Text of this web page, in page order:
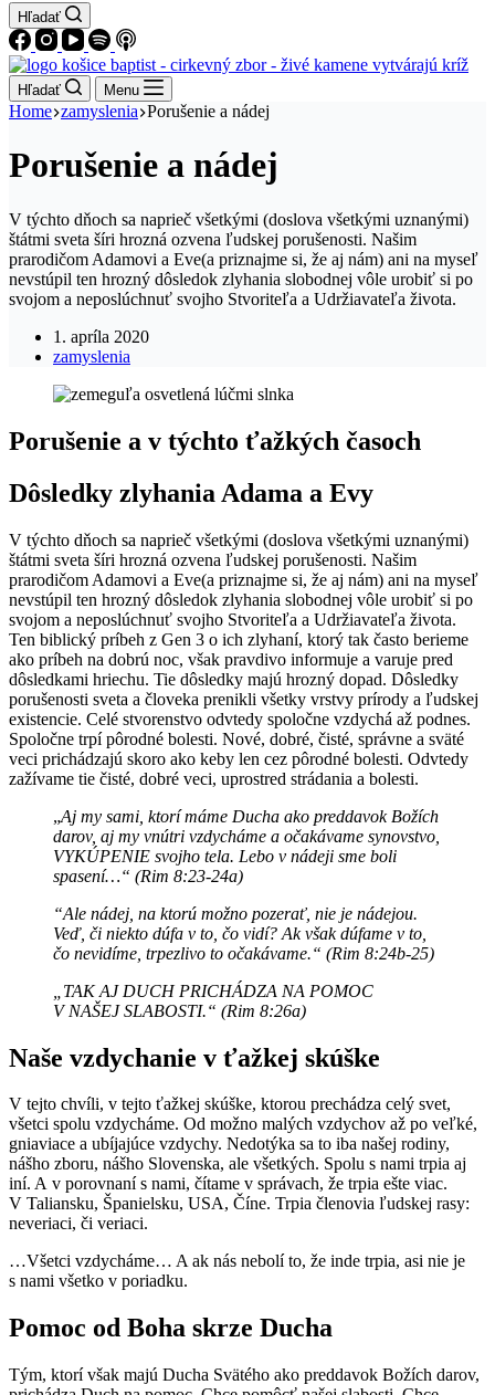
Hľadať
Hľadať Menu
Home zamyslenia Porušenie a nádej
Porušenie a nádej
V týchto dňoch sa naprieč všetkými (doslova všetkými uznanými)
štátmi sveta šíri hrozná ozvena ľudskej porušenosti. Našim
prarodičom Adamovi a Eve(a priznajme si, že aj nám) ani na myseľ
nevstúpil ten hrozný dôsledok zlyhania slobodnej vôle urobiť si po
svojom a neposlúchnuť svojho Stvoriteľa a Udržiavateľa života.
1. apríla 2020
zamyslenia
Porušenie a v týchto ťažkých časoch
Dôsledky zlyhania Adama a Evy
V týchto dňoch sa naprieč všetkými (doslova všetkými uznanými)
štátmi sveta šíri hrozná ozvena ľudskej porušenosti. Našim
prarodičom Adamovi a Eve(a priznajme si, že aj nám) ani na myseľ
nevstúpil ten hrozný dôsledok zlyhania slobodnej vôle urobiť si po
svojom a neposlúchnuť svojho Stvoriteľa a Udržiavateľa života.
Ten biblický príbeh z Gen 3 o ich zlyhaní, ktorý tak často berieme
ako príbeh na dobrú noc, však pravdivo informuje a varuje pred
dôsledkami hriechu. Tie dôsledky majú hrozný dopad. Dôsledky
porušenosti sveta a človeka prenikli všetky vrstvy prírody a ľudskej
existencie. Celé stvorenstvo odvtedy spoločne vzdychá až podnes.
Spoločne trpí pôrodné bolesti. Nové, dobré, čisté, správne a sväté
veci prichádzajú skoro ako keby len cez pôrodné bolesti. Odvtedy
zažívame tie čisté, dobré veci, uprostred strádania a bolesti.
„Aj my sami, ktorí máme Ducha ako preddavok Božích
darov, aj my vnútri vzdycháme a očakávame synovstvo,
VYKÚPENIE svojho tela. Lebo v nádeji sme boli
spasení…“ (Rim 8:23-24a)
“Ale nádej, na ktorú možno pozerať, nie je nádejou.
Veď, či niekto dúfa v to, čo vidí? Ak však dúfame v to,
čo nevidíme, trpezlivo to očakávame.“ (Rim 8:24b-25)
„TAK AJ DUCH PRICHÁDZA NA POMOC
V NAŠEJ SLABOSTI.“ (Rim 8:26a)
Naše vzdychanie v ťažkej skúške
V tejto chvíli, v tejto ťažkej skúške, ktorou prechádza celý svet,
všetci spolu vzdycháme. Od možno malých vzdychov až po veľké,
gniaviace a ubíjajúce vzdychy. Nedotýka sa to iba našej rodiny,
nášho zboru, nášho Slovenska, ale všetkých. Spolu s nami trpia aj
iní. A v porovnaní s nami, čítame v správach, že trpia ešte viac.
V Taliansku, Španielsku, USA, Číne. Trpia členovia ľudskej rasy:
neveriaci, či veriaci.
…Všetci vzdycháme… A ak nás nebolí to, že inde trpia, asi nie je
s nami všetko v poriadku.
Pomoc od Boha skrze Ducha
Tým, ktorí však majú Ducha Svätého ako preddavok Božích darov,